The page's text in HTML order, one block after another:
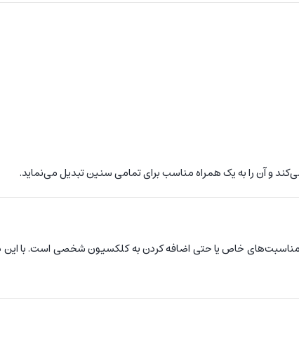
و آن را به یک همراه مناسب برای تمامی سنین تبدیل می‌نماید.
مناسبت‌های خاص یا حتی اضافه کردن به کلکسیون شخصی است. با این